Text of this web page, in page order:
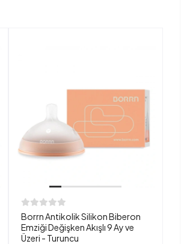
Borrn Antikolik Silikon Biberon
Emziği Değişken Akışlı 9 Ay ve
Üzeri - Turuncu